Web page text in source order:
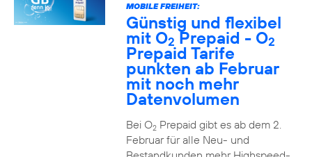
MOBILE FREIHEIT:
Günstig und flexibel
mit O2 Prepaid - O2
Prepaid Tarife
punkten ab Februar
mit noch mehr
Datenvolumen
Bei O2Prepaid gibt es ab dem 2.
Februar für alle Neu- und